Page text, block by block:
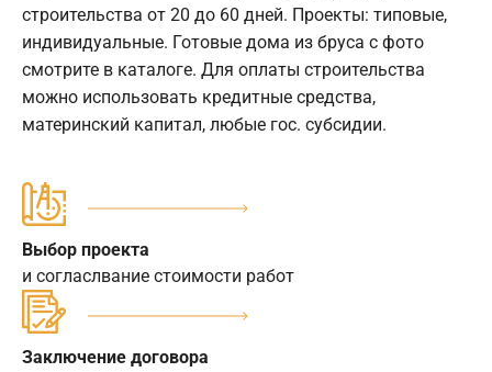
строительства от 20 до 60 дней. Проекты: типовые,
индивидуальные. Готовые дома из бруса с фото
смотрите в каталоге. Для оплаты строительства
можно использовать кредитные средства,
материнский капитал, любые гос. субсидии.
Выбор проекта
и согласлвание стоимости работ
Заключение договора